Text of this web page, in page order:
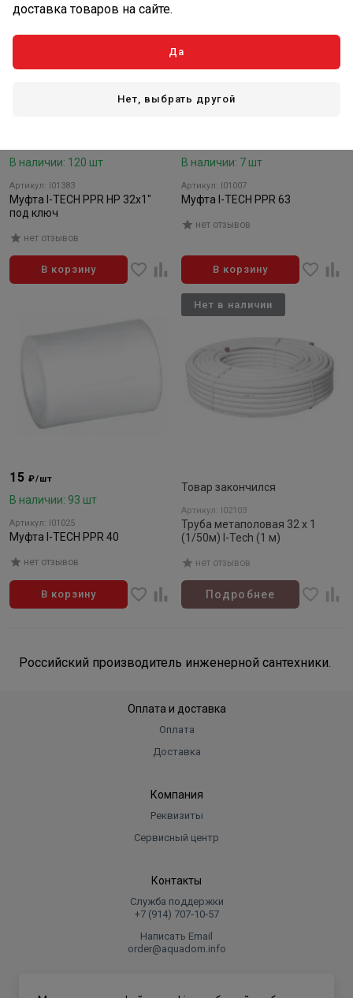
В наличии: 120 шт
Артикул: I01383
Муфта I-TECH PPR НР 32x1"
под ключ
нет отзывов
В корзину
В наличии: 7 шт
Артикул: I01007
Муфта I-TECH PPR 63
нет отзывов
В корзину
15₽/шт
В наличии: 93 шт
Артикул: I01025
Муфта I-TECH PPR 40
нет отзывов
В корзину
Товар закончился
Артикул: I02103
Труба метаполовая 32 х 1
(1/50м) I-Tech (1 м)
нет отзывов
Подробнее
Нет в наличии
Российский производитель инженерной сантехники.
Оплата и доставка
Оплата
Доставка
Компания
Реквизиты
Сервисный центр
Контакты
Служба поддержки
+7 (914) 707‑10‑57
Написать Email
order@aquadom.info
доставка товаров на сайте.
Да
Нет, выбрать другой